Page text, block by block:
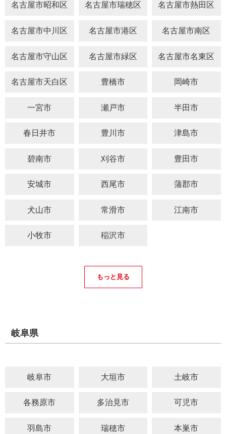
名古屋市昭和区 名古屋市瑞穂区 名古屋市熱田区
名古屋市中川区 名古屋市港区 名古屋市南区
名古屋市守山区 名古屋市緑区 名古屋市名東区
名古屋市天白区 豊橋市 岡崎市
一宮市 瀬戸市 半田市
春日井市 豊川市 津島市
碧南市 刈谷市 豊田市
安城市 西尾市 蒲郡市
犬山市 常滑市 江南市
小牧市 稲沢市
もっと見る
岐阜県
岐阜市 大垣市 土岐市
各務原市 多治見市 可児市
羽島市 瑞穂市 本巣市